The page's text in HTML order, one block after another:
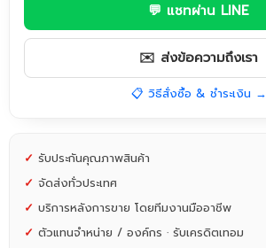
💬 แชทผ่าน LINE
✉️ ส่งข้อความถึงเรา
📋 วิธีสั่งซื้อ & ชำระเงิน →
✓ รับประกันคุณภาพสินค้า
✓ จัดส่งทั่วประเทศ
✓ บริการหลังการขาย โดยทีมงานมืออาชีพ
✓ ตัวแทนจำหน่าย / องค์กร · รับเครดิตเทอม